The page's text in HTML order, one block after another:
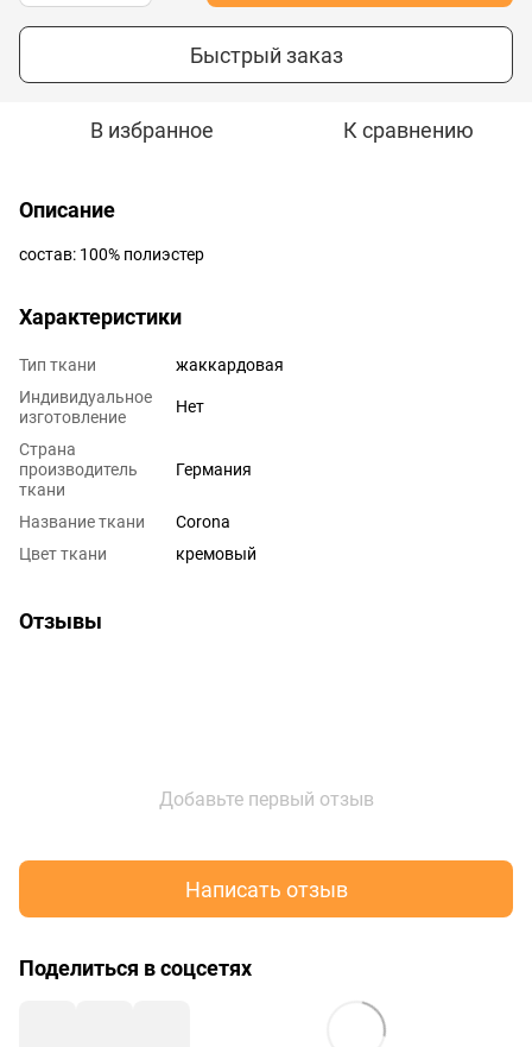
Быстрый заказ
В избранное К сравнению
Описание
состав: 100% полиэстер
Характеристики
Тип ткани
жаккардовая
Индивидуальное
изготовление
Нет
Страна
производитель
ткани
Германия
Название ткани
Corona
Цвет ткани
кремовый
Отзывы
Добавьте первый отзыв
Написать отзыв
Поделиться в соцсетях